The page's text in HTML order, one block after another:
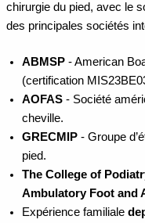
chirurgie du pied, avec le
des principales sociétés
ABMSP - American
(certification
AOFAS - Société
cheville.
GRECMIP - Groupe
pied.
The College of
Ambulatory Foot and
Expérience familiale